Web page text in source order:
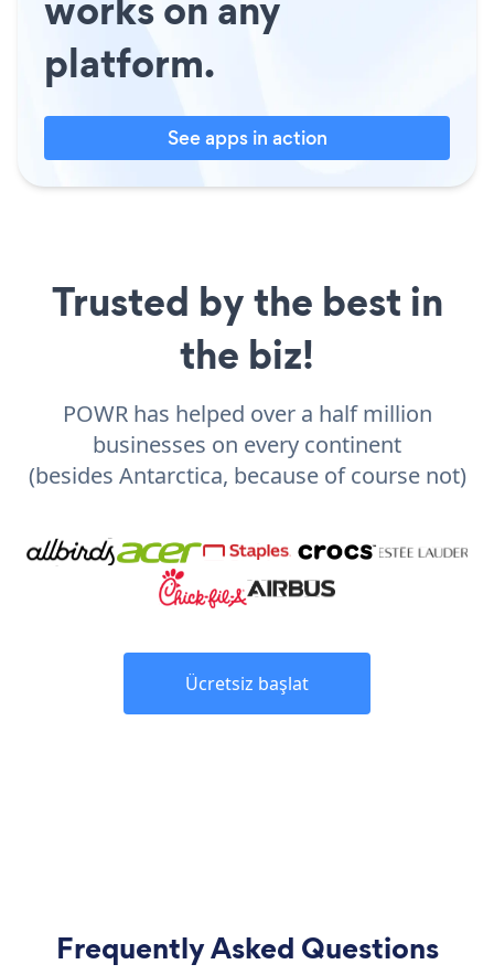
platform.
See apps in action
Trusted by the best in
the biz!
POWR has helped over a half million
businesses on every continent
(besides Antarctica, because of course not)
Ücretsiz başlat
Frequently Asked Questions